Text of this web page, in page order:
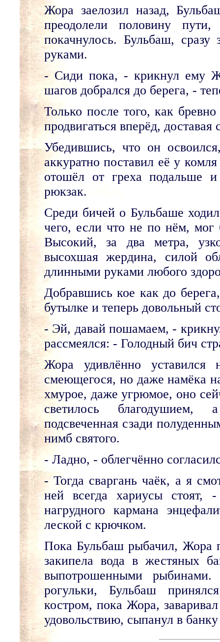
Жора заелозил назад,
преодолели половину
покачнулось. Бульбаш,
руками.
- Сиди пока, - крикнул ему
шагов добрался до берега, -
Только после того, как
продвигаться вперёд,
Убедившись, что он
аккуратно поставил её у
отошёл от греха подальше
рюкзак.
Среди бичей о Бульбаше
чего, если что не по нём, мог
Высокий, за два метра,
высохшая жердина, силой
длинными руками любого
Добравшись кое как до
бутылке и теперь довольный
- Эй, давай пошамаем, -
рассмеялся: - Голодный бич
Жора удивлённо
смеющегося, но даже намёка
хмурое, даже угрюмое, оно
светилось благодушием,
подсвеченная сзади
нимб святого.
- Ладно, - облегчённо
- Тогда сваргань чаёк, а я
ней всегда хариусы стоят,
нагрудного кармана
леской с крючком.
Пока Бульбаш рыбачил, Жора
закипела вода в жестяных
выпотрошенными рыбинами.
рогульки, Бульбаш
костром, пока Жора,
удовольствию, сыпанул в